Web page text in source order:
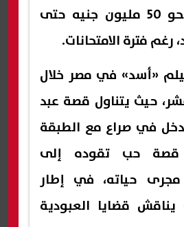
الفيلم حقق نحو 50 مليون جنيه حتى
رغم فترة الامتحانات.
«أسد» في مصر خلال
حيث يتناول قصة عبد
في صراع مع الطبقة
قصة حب تقوده إلى
حياته، في إطار
قضايا العبودية